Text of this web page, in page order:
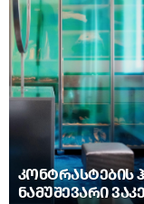
ᲙᲝᲜᲢᲠᲐᲡᲢᲔᲑᲘᲡ
ᲜᲐᲛᲣᲨᲔᲕᲐᲠᲘ